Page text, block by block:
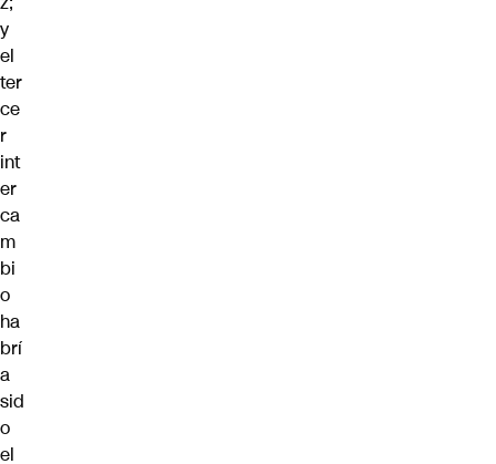
y
el
ter
ce
r
int
er
ca
m
bi
o
ha
brí
a
sid
o
el